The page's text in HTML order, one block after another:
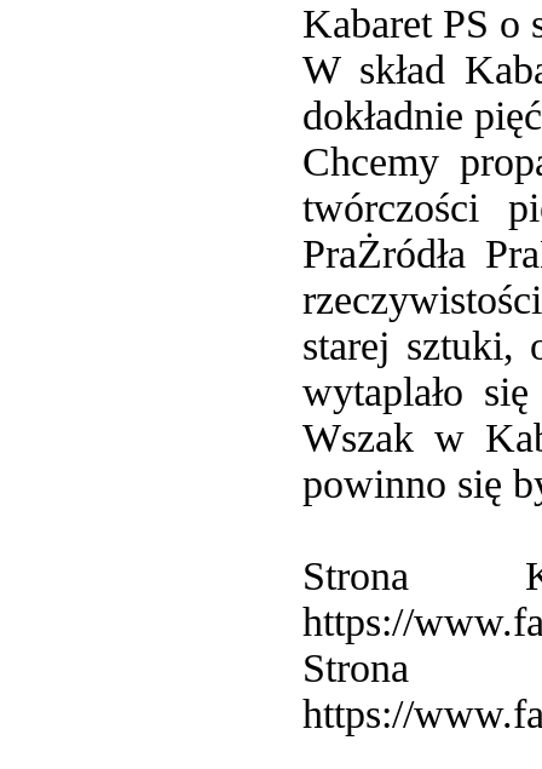
Kabaret PS o
W skład
dokładnie
Chcemy
twórczości
PraŻródła
starej sztuki,
wytaplało
Wszak w
powinno się
Strona
https://
Strona
https://